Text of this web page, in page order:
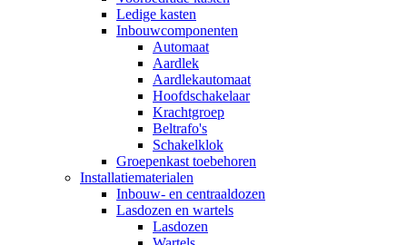
Ledige kasten
Inbouwcomponenten
Automaat
Aardlek
Aardlekautomaat
Hoofdschakelaar
Krachtgroep
Beltrafo's
Schakelklok
Groepenkast toebehoren
Installatiematerialen
Inbouw- en centraaldozen
Lasdozen en wartels
Lasdozen